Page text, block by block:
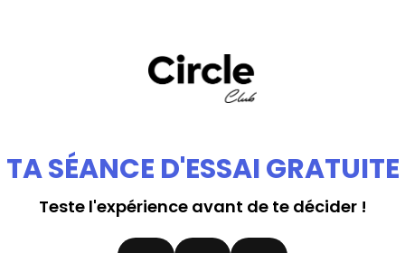
TA SÉANCE D'ESSAI GRATUITE
Teste l'expérience avant de te décider !